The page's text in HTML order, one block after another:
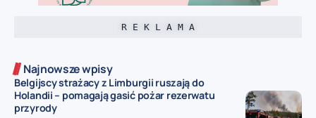
R E K L A M A
Najnowsze wpisy
Belgijscy strażacy z Limburgii ruszają do
Holandii – pomagają gasić pożar rezerwatu
przyrody